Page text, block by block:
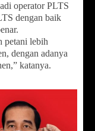
operator PLTS
dengan baik
petani lebih
dengan adanya
katanya.